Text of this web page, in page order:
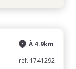
À 4.9km
ref. 1741292